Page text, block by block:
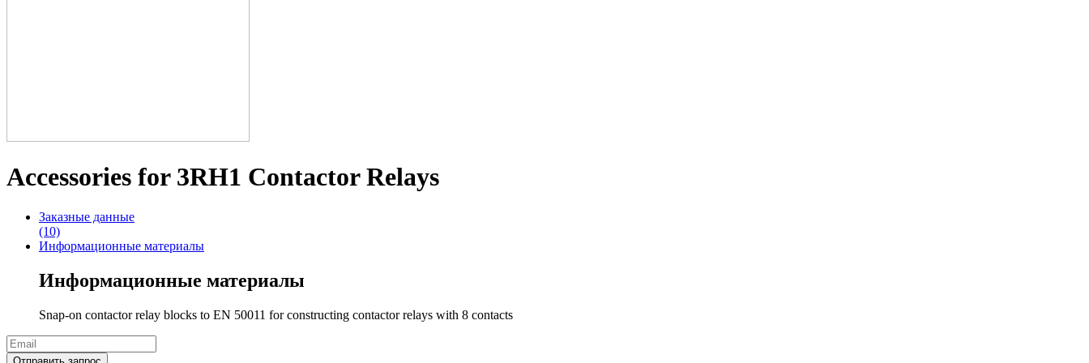
Accessories for 3RH1 Contactor Relays
Заказные данные
(10)
Информационные материалы
Информационные материалы
Snap-on contactor relay blocks to EN 50011 for constructing contactor relays with 8 contacts